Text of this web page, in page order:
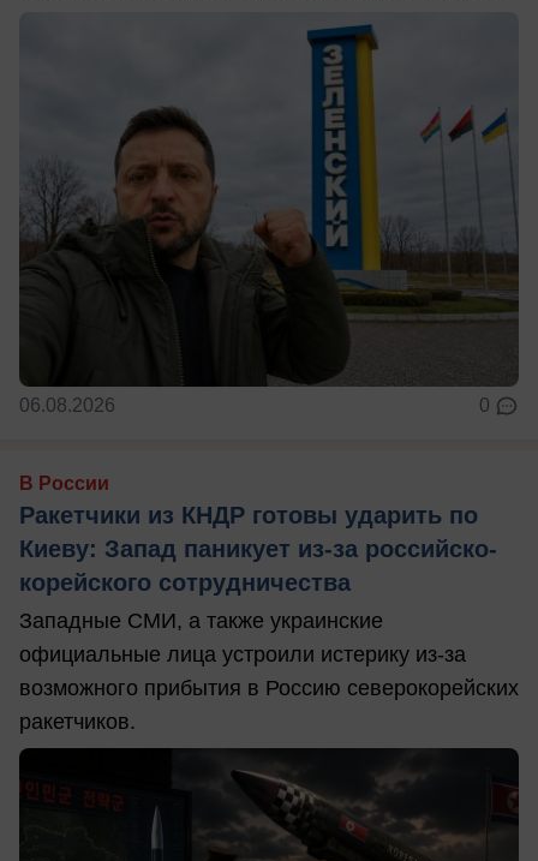
06.08.2026 0
В России
Ракетчики из КНДР готовы ударить по
Киеву: Запад паникует из-за российско-
корейского сотрудничества
Западные СМИ, а также украинские
официальные лица устроили истерику из-за
возможного прибытия в Россию северокорейских
ракетчиков.